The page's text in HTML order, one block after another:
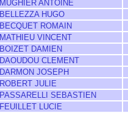
MUGHIER ANTOINE
BELLEZZA HUGO
BECQUET ROMAIN
MATHIEU VINCENT
BOIZET DAMIEN
DAOUDOU CLEMENT
DARMON JOSEPH
ROBERT JULIE
PASSARELLI SEBASTIEN
FEUILLET LUCIE